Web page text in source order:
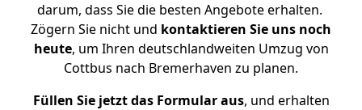
darum, dass Sie die besten Angebote erhalten.
Zögern Sie nicht und kontaktieren Sie uns noch
heute, um Ihren deutschlandweiten Umzug von
Cottbus nach Bremerhaven zu planen.
Füllen Sie jetzt das Formular aus, und erhalten